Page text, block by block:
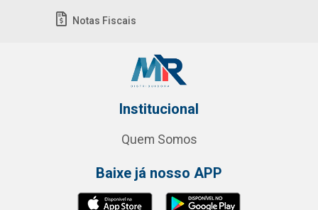
Notas Fiscais
Institucional
Quem Somos
Baixe já nosso APP